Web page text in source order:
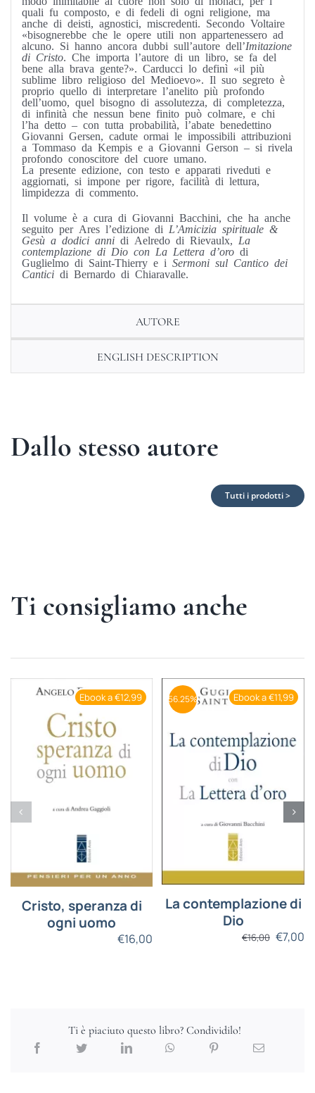
quali fu composto, e di fedeli di ogni religione, ma
anche di deisti, agnostici, miscredenti. Secondo Voltaire
«bisognerebbe che le opere utili non appartenessero ad
alcuno. Si hanno ancora dubbi sull’autore dell’Imitazione
di Cristo. Che importa l’autore di un libro, se fa del
bene alla brava gente?». Carducci lo definì «il più
sublime libro religioso del Medioevo». Il suo segreto è
proprio quello di interpretare l’anelito più profondo
dell’uomo, quel bisogno di assolutezza, di completezza,
di infinità che nessun bene finito può colmare, e chi
l’ha detto – con tutta probabilità, l’abate benedettino
Giovanni Gersen, cadute ormai le impossibili attribuzioni
a Tommaso da Kempis e a Giovanni Gerson – si rivela
profondo conoscitore del cuore umano.
La presente edizione, con testo e apparati riveduti e
aggiornati, si impone per rigore, facilità di lettura,
limpidezza di commento.
Il volume è a cura di Giovanni Bacchini, che ha anche
seguito per Ares l’edizione di L’Amicizia spirituale &
Gesù a dodici annidi Aelredo di Rievaulx, La
contemplazione di Dio con La Lettera d’orodi
Guglielmo di Saint-Thierry e i Sermoni sul Cantico dei
Canticidi Bernardo di Chiaravalle.
AUTORE
ENGLISH DESCRIPTION
Dallo stesso autore
Tutti i prodotti >
Ti consigliamo anche
Ebook a €12,99
Cristo, speranza di
ogni uomo
€16,00
Ebook a €11,99
56.25%
La contemplazione di
Dio
€16,00 €7,00
Ti è piaciuto questo libro? Condividilo!